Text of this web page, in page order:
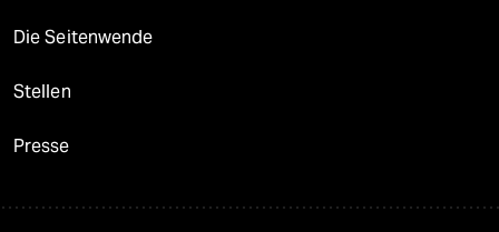
Die Seitenwende
Stellen
Presse